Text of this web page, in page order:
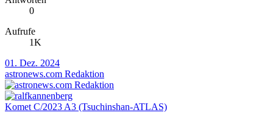
0
Aufrufe
1K
01. Dez. 2024
astronews.com Redaktion
Komet C/2023 A3 (Tsuchinshan-ATLAS)